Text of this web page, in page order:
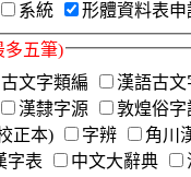
系統 形體資料表申
多五筆)
古文字類編
漢語古文
漢隸字源
敦煌俗字
正本)
字辨
角川
字表
中文大辭典